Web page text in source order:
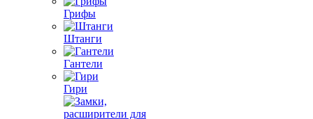
Грифы
Штанги
Гантели
Гири